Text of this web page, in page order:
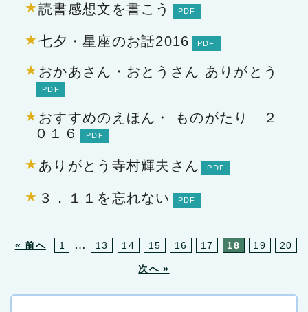
読書感想文を書こう
七夕・星座のお話2016
おかあさん・おとうさん ありがとう
おすすめのえほん・ ものがたり ２
０１６
ありがとう寺村輝夫さん
３．１１を忘れない
« 前へ 1 … 13 14 15 16 17 18 19 20
次へ »